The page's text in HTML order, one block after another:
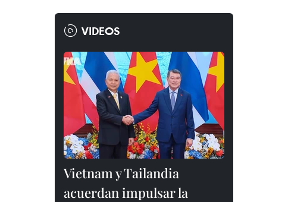
VIDEOS
Vietnam y Tailandia
acuerdan impulsar la